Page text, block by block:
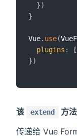
})
}
Vue. use(
plugins : [
})
该 extend
方法
传递给 Vue